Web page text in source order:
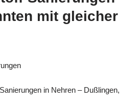
mit gleicher
in Nehren – Dußlingen,